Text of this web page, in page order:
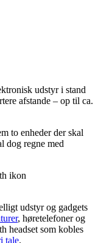
udstyr i stand
afstande – op til ca.
to enheder der skal
dog regne med
udstyr og gadgets
, høretelefoner og
headset som kobles
tale.